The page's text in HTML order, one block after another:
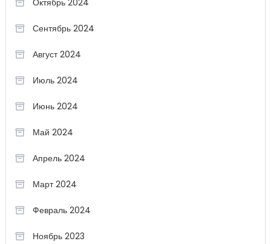
Сентябрь 2024
Август 2024
Июль 2024
Июнь 2024
Май 2024
Апрель 2024
Март 2024
Февраль 2024
Ноябрь 2023